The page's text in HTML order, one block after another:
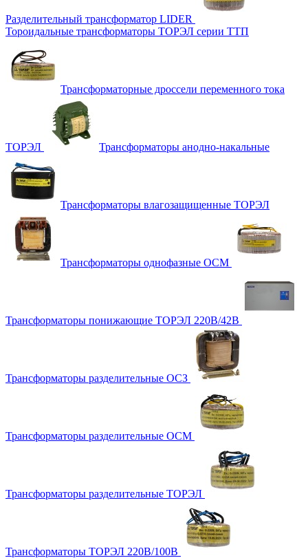
Разделительный трансформатор LIDER
Тороидальные трансформаторы ТОРЭЛ серии ТТП
Трансформаторные дроссели переменного тока
ТОРЭЛ Трансформаторы анодно-накальные
Трансформаторы влагозащищенные ТОРЭЛ
Трансформаторы однофазные ОСМ
Трансформаторы понижающие ТОРЭЛ 220В/42В
Трансформаторы разделительные ОСЗ
Трансформаторы разделительные ОСМ
Трансформаторы разделительные ТОРЭЛ
Трансформаторы ТОРЭЛ 220В/100В